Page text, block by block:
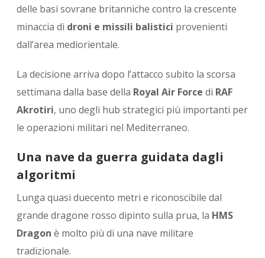
delle basi sovrane britanniche contro la crescente
minaccia di droni e missili balistici provenienti
dall’area mediorientale.
La decisione arriva dopo l’attacco subito la scorsa
settimana dalla base della Royal Air Force di RAF
Akrotiri, uno degli hub strategici più importanti per
le operazioni militari nel Mediterraneo.
Una nave da guerra guidata dagli
algoritmi
Lunga quasi duecento metri e riconoscibile dal
grande dragone rosso dipinto sulla prua, la HMS
Dragon è molto più di una nave militare
tradizionale.